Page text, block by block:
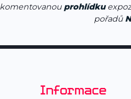
komentovanou prohlídku
pořadů
Informace